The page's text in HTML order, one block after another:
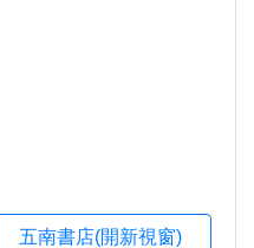
五南書店(開新視窗)